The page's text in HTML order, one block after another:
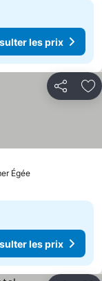
les prix
Partager
Égée
les prix